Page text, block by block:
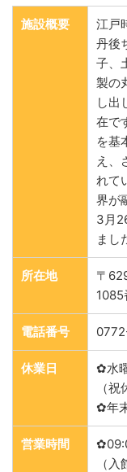
施設概要
江戸
丹後
子、
製の
し出
在で
を基
え、
れて
界が
3月
まし
所在地
〒
1085
電話番号
休業日
✿水
（
✿年
営業時間
（